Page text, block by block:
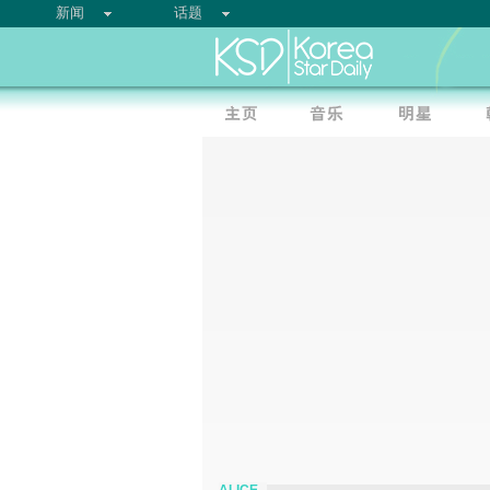
新闻 话题